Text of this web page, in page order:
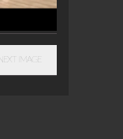
NEXT IMAGE